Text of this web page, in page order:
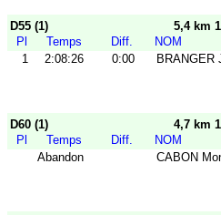
D55 (1) 5,4 km
Pl
Temps Diff. NOM
1
2:08:26 0:00 BRANGER
D60 (1) 4,7 km
Pl
Temps Diff. NOM
Abandon
CABON